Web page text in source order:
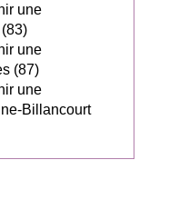
une
une
(87)
une
Billancourt